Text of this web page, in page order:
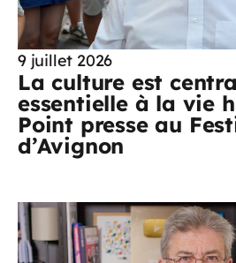
9 juillet 2026
La culture est
essentielle à la vie
Point presse au
d’Avignon